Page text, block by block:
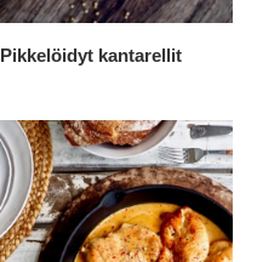
Pikkelöidyt kantarellit